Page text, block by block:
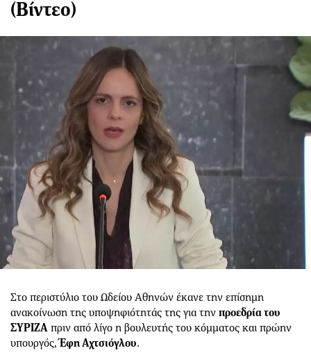
(Βίντεο)
Στο περιστύλιο του Ωδείου Αθηνών έκανε την επίσημη
ανακοίνωση της υποψηφιότητάς της για την προεδρία του
ΣΥΡΙΖΑ πριν από λίγο η βουλευτής του κόμματος και πρώην
υπουργός, Έφη Αχτσιόγλου.